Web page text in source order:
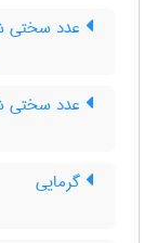
عدد سختی
عدد سختی
گرمایی